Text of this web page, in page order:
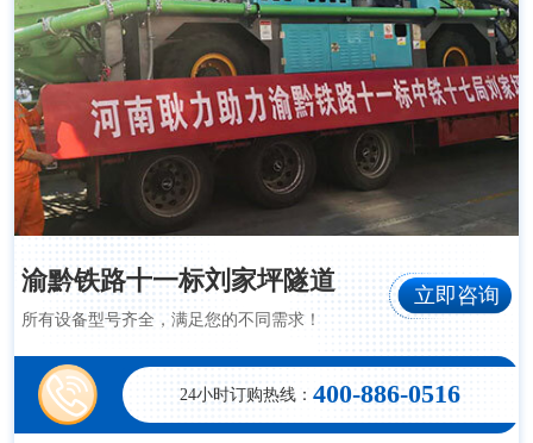
渝黔铁路十一标刘家坪隧道
所有设备型号齐全，满足您的不同需求！
立即咨询
24小时订购热线：400-886-0516